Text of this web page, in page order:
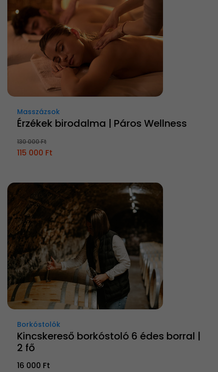
Masszázsok
Érzékek birodalma | Páros Wellness
130 000 Ft
115 000 Ft
Borkóstolók
Kincskereső borkóstoló 6 édes borral |
2 fő
16 000 Ft